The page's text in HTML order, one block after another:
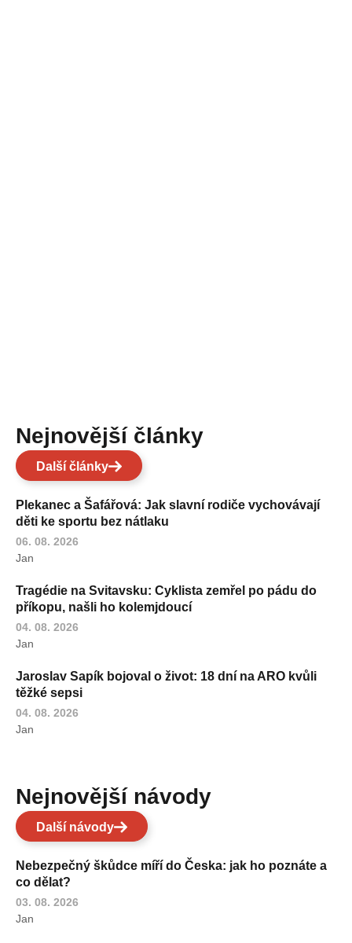
Nejnovější články
Další články
Plekanec a Šafářová: Jak slavní rodiče vychovávají
děti ke sportu bez nátlaku
06. 08. 2026
Jan
Tragédie na Svitavsku: Cyklista zemřel po pádu do
příkopu, našli ho kolemjdoucí
04. 08. 2026
Jan
Jaroslav Sapík bojoval o život: 18 dní na ARO kvůli
těžké sepsi
04. 08. 2026
Jan
Nejnovější návody
Další návody
Nebezpečný škůdce míří do Česka: jak ho poznáte a
co dělat?
03. 08. 2026
Jan